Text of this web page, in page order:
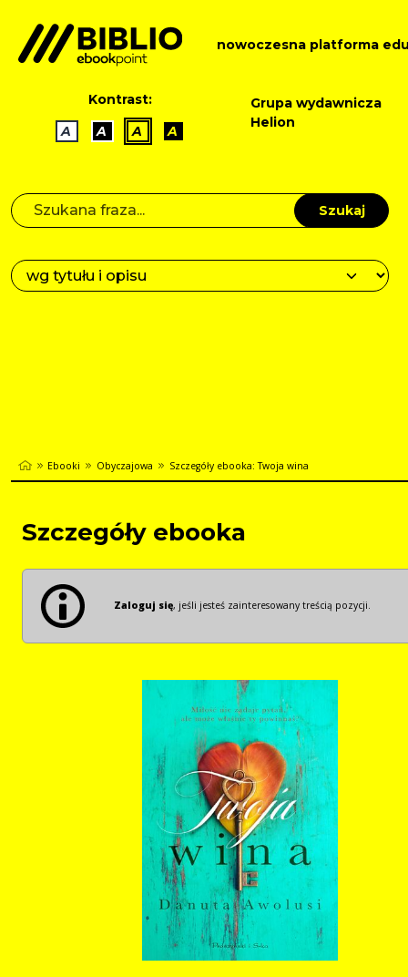
nowoczesna platforma
Kontrast:
A
A A A
Grupa wydawnicza
Helion
Szukaj
Ebooki Obyczajowa Szczegóły ebooka: Twoja wina
Szczegóły ebooka
Zaloguj się, jeśli jesteś zainteresowany treścią pozycji.